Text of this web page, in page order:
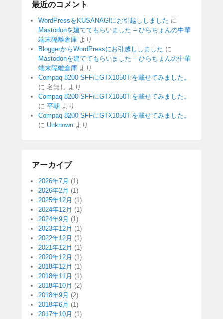
最近のコメント
WordPressをKUSANAGIにお引越ししました に
Mastodonを建ててもらいました – ひらちょんの中華
端末隔離倉庫 より
BloggerからWordPressにお引越ししました に
Mastodonを建ててもらいました – ひらちょんの中華
端末隔離倉庫 より
Compaq 8200 SFFにGTX1050Tiを載せてみました。
に 名無し より
Compaq 8200 SFFにGTX1050Tiを載せてみました。
に 平朝 より
Compaq 8200 SFFにGTX1050Tiを載せてみました。
に Unknown より
アーカイブ
2026年7月 (1)
2026年2月 (1)
2025年12月 (1)
2024年12月 (1)
2024年9月 (1)
2023年12月 (1)
2022年12月 (1)
2021年12月 (1)
2020年12月 (1)
2018年12月 (1)
2018年11月 (1)
2018年10月 (2)
2018年9月 (2)
2018年6月 (1)
2017年10月 (1)